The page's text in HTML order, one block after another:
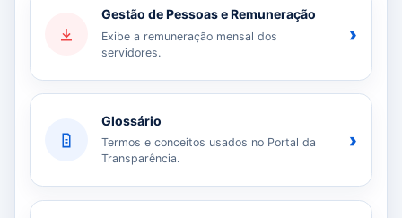
Gestão de Pessoas e Remuneração
Exibe a remuneração mensal dos
servidores.
›
Glossário
Termos e conceitos usados no Portal da
Transparência.
›